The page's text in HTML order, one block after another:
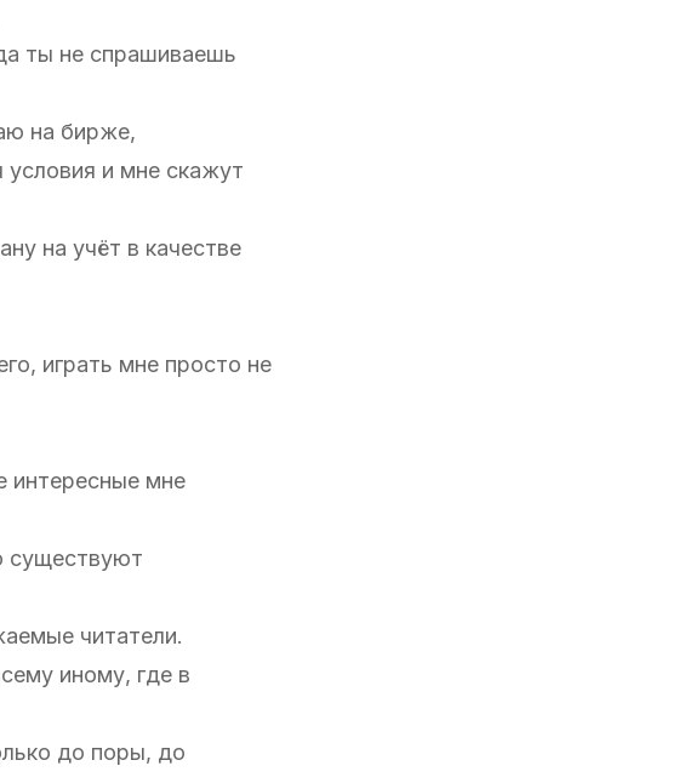
ты не спрашиваешь
на бирже,
условия и мне скажут
на учёт в качестве
играть мне просто не
интересные мне
существуют
читатели.
иному, где в
до поры, до